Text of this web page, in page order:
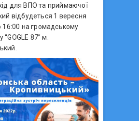
для ВПО та приймаючої
відбудеться 1 вересня
16:00 на громадському
87” м.